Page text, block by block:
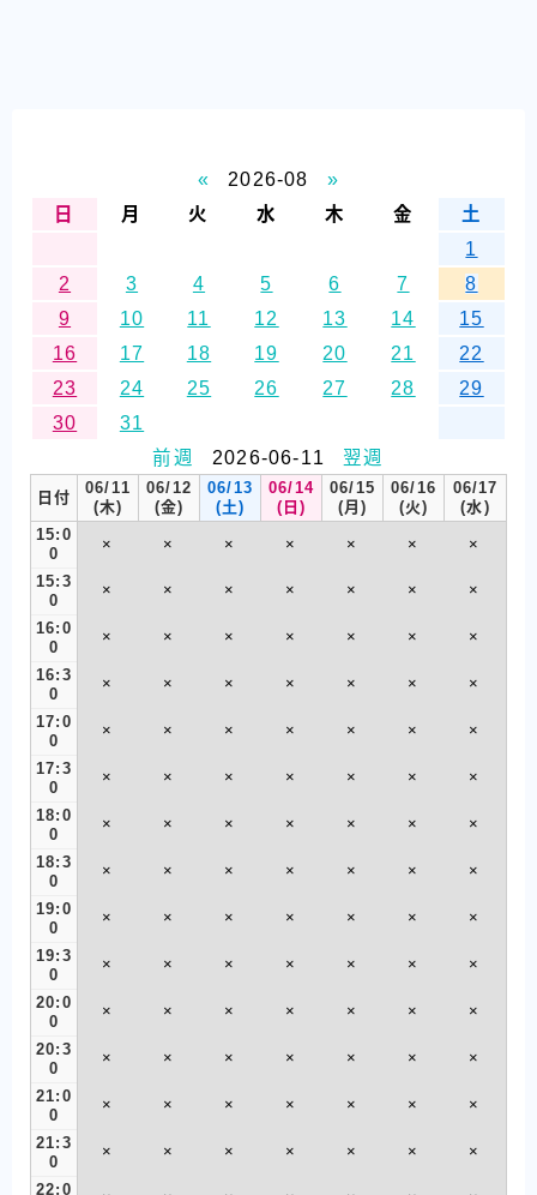
« 2026-08
»
日
月 火 水 木 金
土
1
2
3 4 5 6 7
8
9
10 11 12 13 14
15
16
17 18 19 20 21
22
23
24 25 26 27 28
29
30
31
前週
2026-06-11 翌週
日付
06/11
(木)
06/12
(金)
06/13
(土)
06/14
(日)
06/15
(月)
06/16
(火)
06/17
(水)
15:0
0
× × × × × × ×
15:3
0
× × × × × × ×
16:0
0
× × × × × × ×
16:3
0
× × × × × × ×
17:0
0
× × × × × × ×
17:3
0
× × × × × × ×
18:0
0
× × × × × × ×
18:3
0
× × × × × × ×
19:0
0
× × × × × × ×
19:3
0
× × × × × × ×
20:0
0
× × × × × × ×
20:3
0
× × × × × × ×
21:0
0
× × × × × × ×
21:3
0
× × × × × × ×
22:0